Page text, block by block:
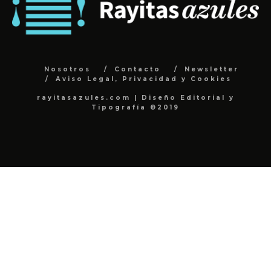
Nosotros Contacto
Newsletter
Aviso Legal, Privacidad y Cookies
rayitasazules.com | Diseño Editorial y
Tipografía ©2019